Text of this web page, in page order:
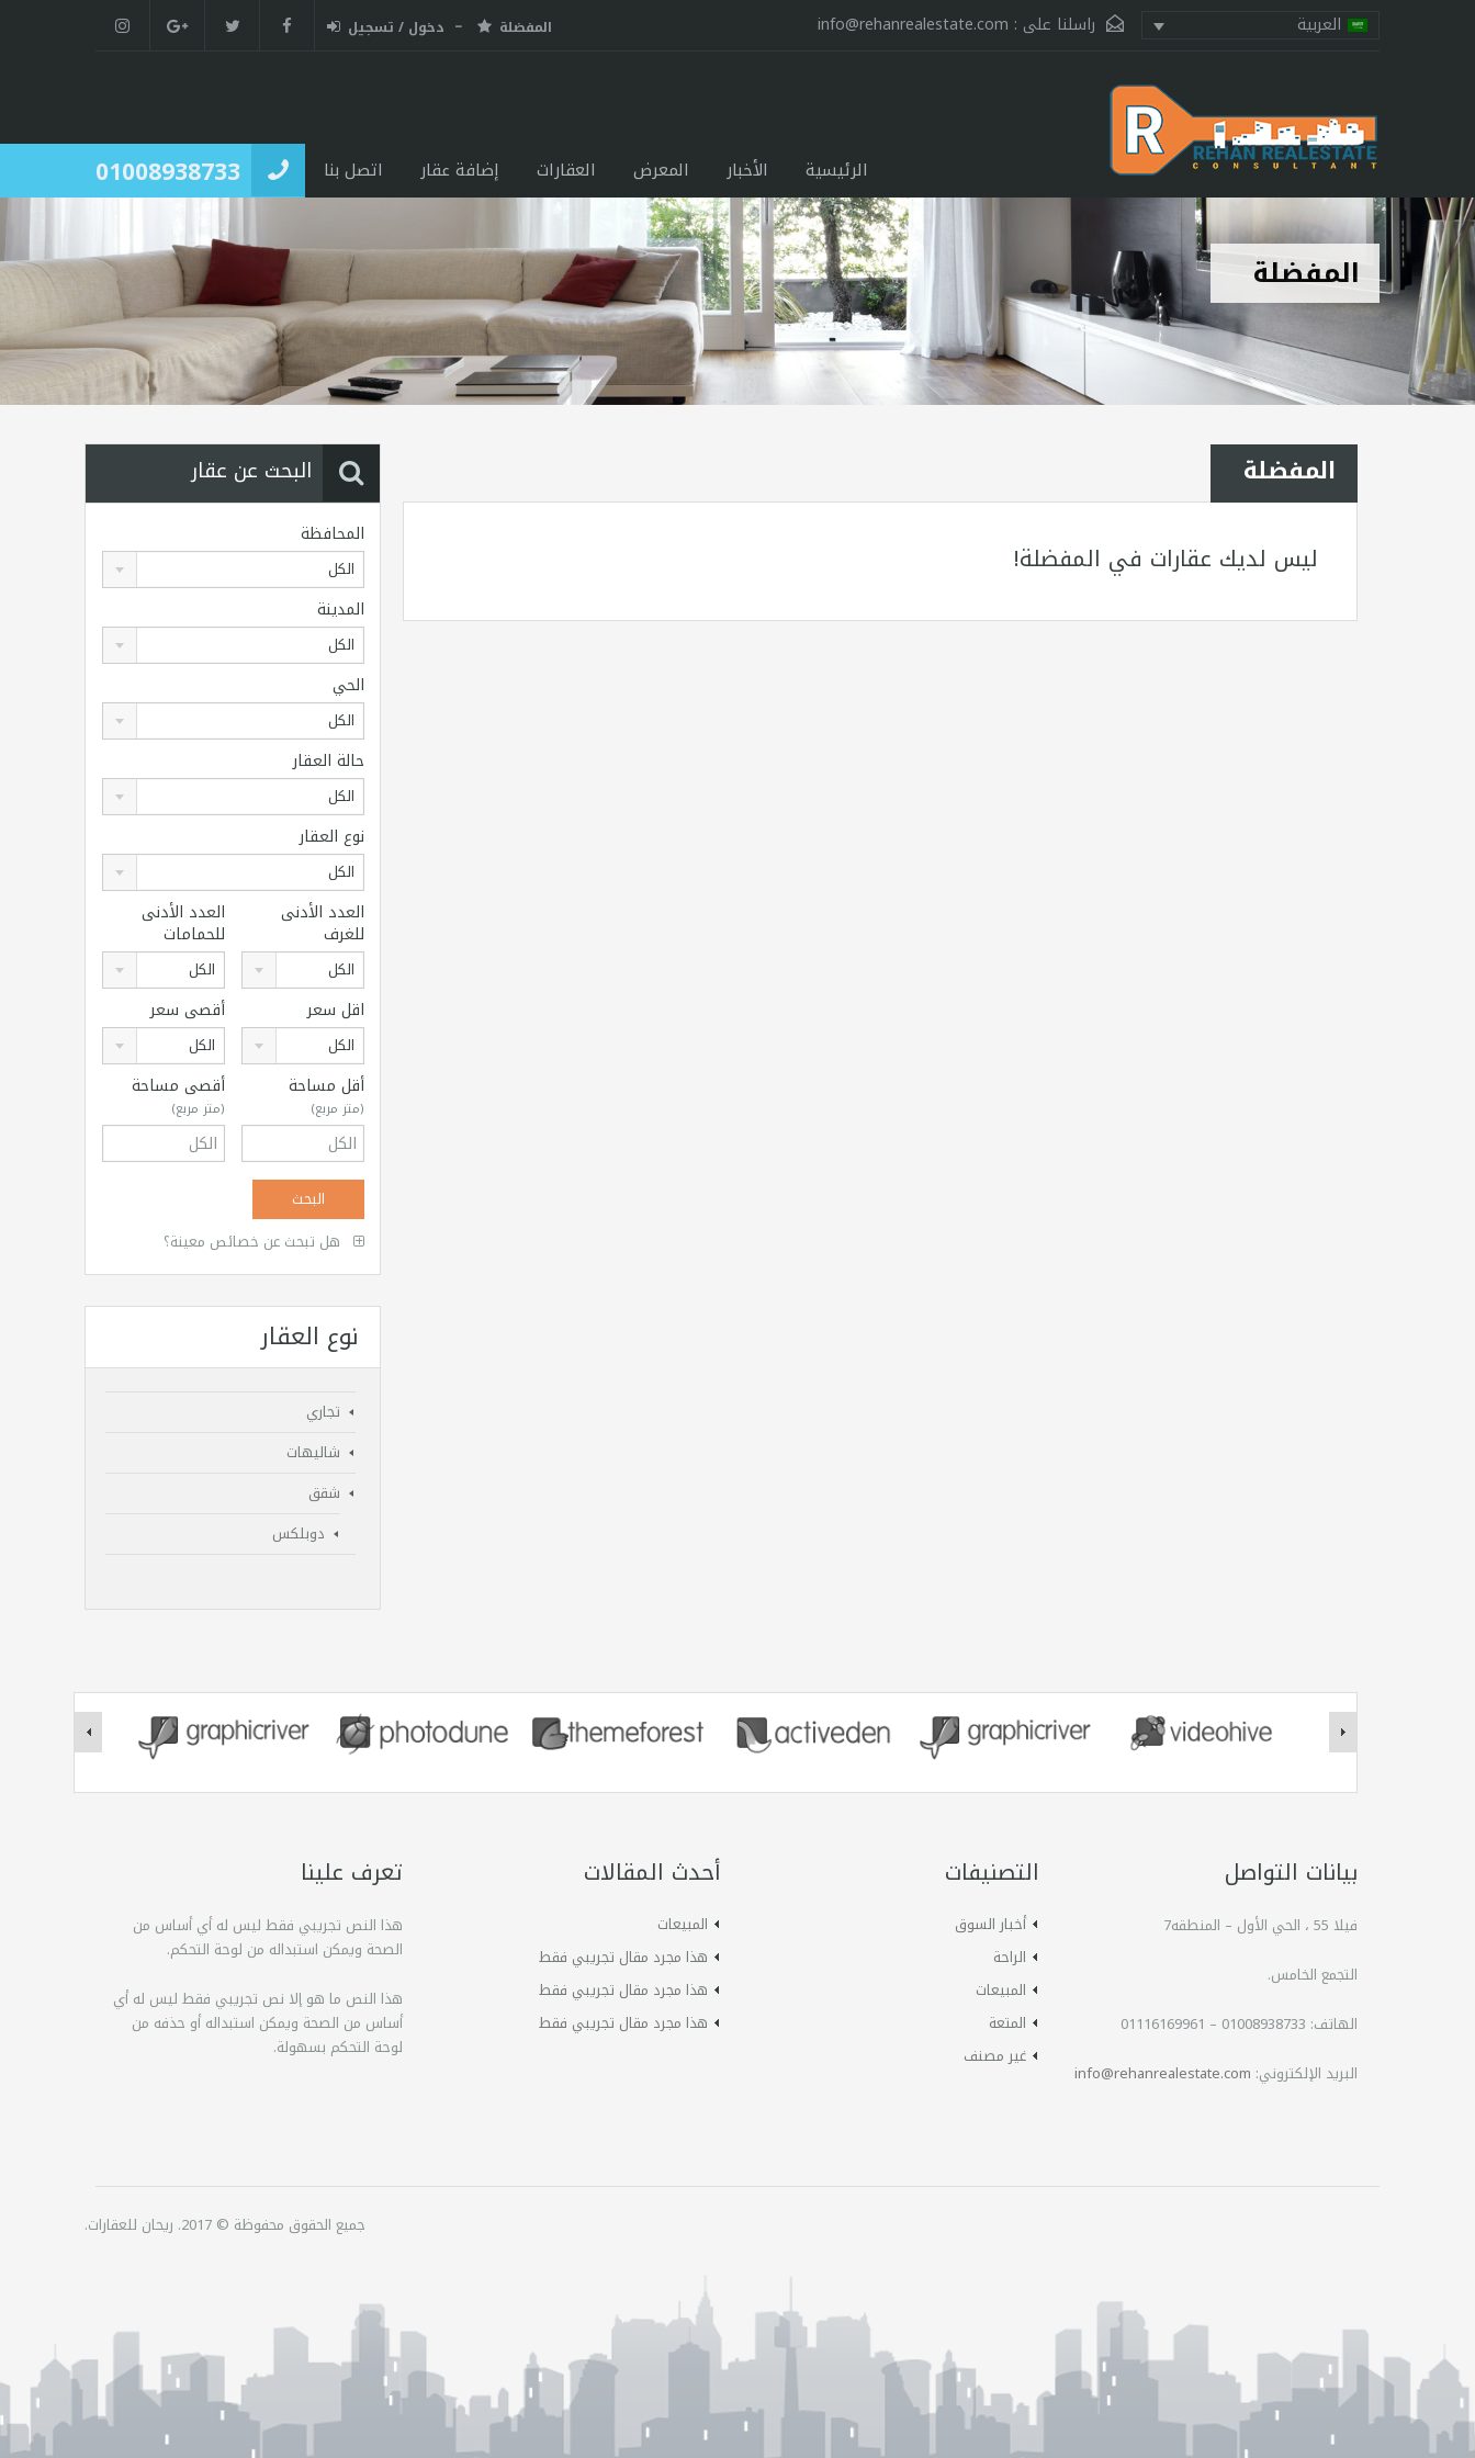
العربية راسلنا على : info@rehanrealestate.com المفضلة دخول / تسجيل
01008938733 الرئيسية الأخبار المعرض العقارات إضافة عقار اتصل بنا
المفضلة
المفضلة
ليس لديك عقارات في المفضلة!
البحث عن عقار
المحافظة
الكل
المدينة
الكل
الحي
الكل
حالة العقار
الكل
نوع العقار
الكل
العدد الأدنى
للغرف
الكل
العدد الأدنى
للحمامات
الكل
اقل سعر
الكل
أقصى سعر
الكل
أقل مساحة
(متر مربع)
أقصى مساحة
(متر مربع)
هل تبحث عن خصائص معينة؟
نوع العقار
تجاري
شاليهات
شقق
دوبلكس
بيانات التواصل
فيلا 55 ، الحي الأول – المنطقه7
التجمع الخامس.
الهاتف: 01008938733 – 01116169961
البريد الإلكتروني: info@rehanrealestate.com
التصنيفات
أخبار السوق
الراحة
المبيعات
المتعة
غير مصنف
أحدث المقالات
المبيعات
هذا مجرد مقال تجريبي فقط
هذا مجرد مقال تجريبي فقط
هذا مجرد مقال تجريبي فقط
تعرف علينا
هذا النص تجريبي فقط ليس له أي أساس من
الصحة ويمكن استبداله من لوحة التحكم.
هذا النص ما هو إلا نص تجريبي فقط ليس له أي
أساس من الصحة ويمكن استبداله أو حذفه من
لوحة التحكم بسهولة.
جميع الحقوق محفوظة © 2017. ريحان للعقارات.